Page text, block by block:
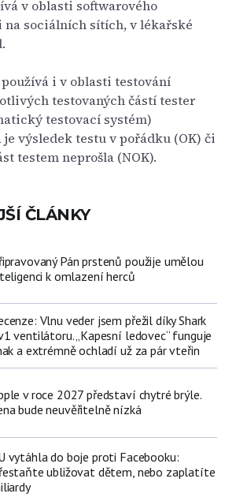
v oblasti softwarového
na sociálních sítích, v lékařské
i v oblasti testování
testovaných částí tester
testovací systém)
je výsledek testu v pořádku (OK) či
testem neprošla (NOK).
ČLÁNKY
Pán prstenů použije umělou
k omlazení herců
Vlnu veder jsem přežil díky Shark
ventilátoru. „Kapesní ledovec“ funguje
a extrémně ochladí už za pár vteřin
v roce 2027 představí chytré brýle.
bude neuvěřitelně nízká
vytáhla do boje proti Facebooku:
ubližovat dětem, nebo zaplatíte